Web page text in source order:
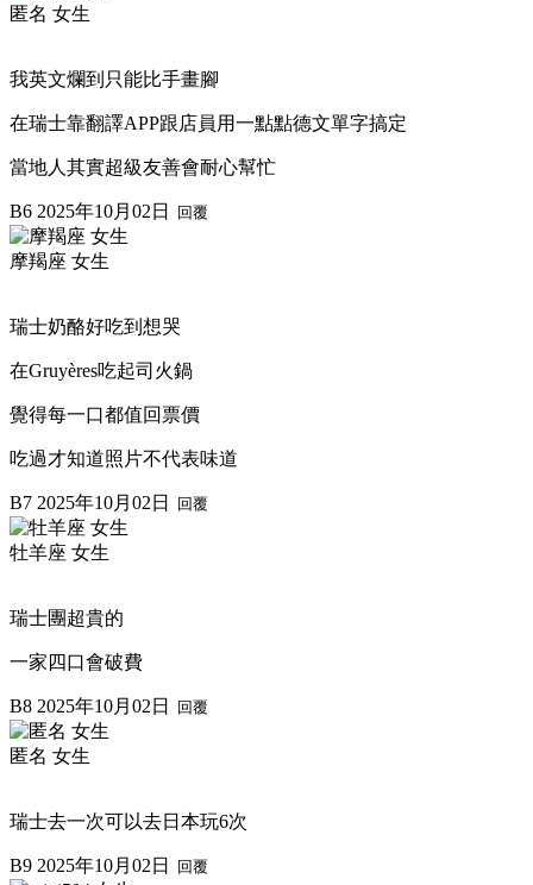
匿名 女生
我英文爛到只能比手畫腳
在瑞士靠翻譯APP跟店員用一點點德文單字搞定
當地人其實超級友善會耐心幫忙
B6 2025年10月02日 回覆
摩羯座 女生
瑞士奶酪好吃到想哭
在Gruyères吃起司火鍋
覺得每一口都值回票價
吃過才知道照片不代表味道
B7 2025年10月02日 回覆
牡羊座 女生
瑞士團超貴的
一家四口會破費
B8 2025年10月02日 回覆
匿名 女生
瑞士去一次可以去日本玩6次
B9 2025年10月02日 回覆